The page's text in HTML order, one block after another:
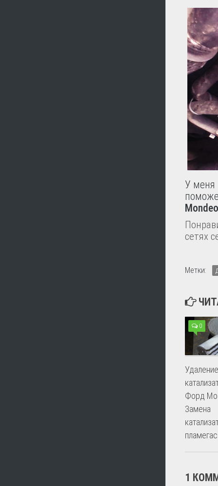
У меня
сетях
Метки:
0
Удаление
Форд
Замена
1